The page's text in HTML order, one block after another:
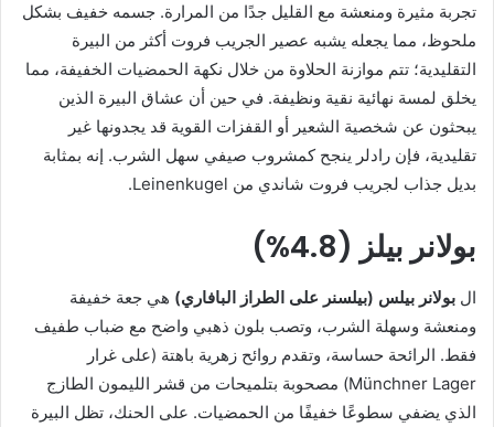
تجربة مثيرة ومنعشة مع القليل جدًا من المرارة. جسمه خفيف بشكل
ملحوظ، مما يجعله يشبه عصير الجريب فروت أكثر من البيرة
التقليدية؛ تتم موازنة الحلاوة من خلال نكهة الحمضيات الخفيفة، مما
يخلق لمسة نهائية نقية ونظيفة. في حين أن عشاق البيرة الذين
يبحثون عن شخصية الشعير أو القفزات القوية قد يجدونها غير
تقليدية، فإن رادلر ينجح كمشروب صيفي سهل الشرب. إنه بمثابة
بديل جذاب لجريب فروت شاندي من Leinenkugel.
بولانر بيلز (4.8%)
ال بولانر بيلس (بيلسنر على الطراز البافاري) هي جعة خفيفة
ومنعشة وسهلة الشرب، وتصب بلون ذهبي واضح مع ضباب طفيف
فقط. الرائحة حساسة، وتقدم روائح زهرية باهتة (على غرار
Münchner Lager) مصحوبة بتلميحات من قشر الليمون الطازج
الذي يضفي سطوعًا خفيفًا من الحمضيات. على الحنك، تظل البيرة